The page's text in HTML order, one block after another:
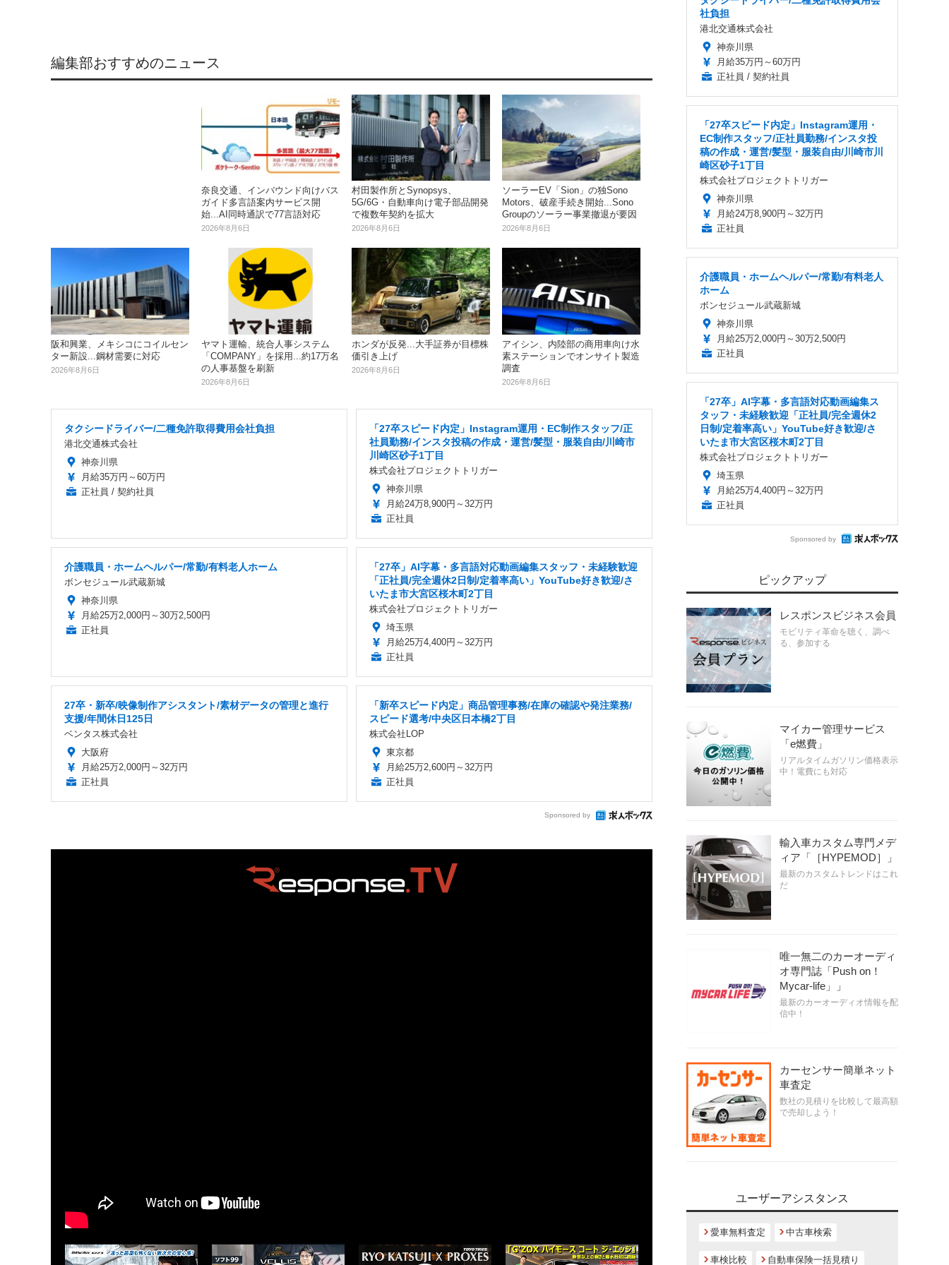
編集部おすすめのニュース
奈良交通、インバウンド向けバス
ガイド多言語案内サービス開
始...AI同時通訳で77言語対応
2026年8月6日
村田製作所とSynopsys、
5G/6G・自動車向け電子部品開発
で複数年契約を拡大
2026年8月6日
ソーラーEV「Sion」の独Sono
Motors、破産手続き開始...Sono
Groupのソーラー事業撤退が要因
2026年8月6日
阪和興業、メキシコにコイルセン
ター新設...鋼材需要に対応
2026年8月6日
ヤマト運輸、統合人事システム
「COMPANY」を採用...約17万名
の人事基盤を刷新
2026年8月6日
ホンダが反発...大手証券が目標株
価引き上げ
2026年8月6日
アイシン、内陸部の商用車向け水
素ステーションでオンサイト製造
調査
2026年8月6日
タクシードライバー/二種免許取得費用会社負担
港北交通株式会社
神奈川県
月給35万円～60万円
正社員 / 契約社員
「27卒スピード内定」Instagram運用・EC制作スタッフ/正
社員勤務/インスタ投稿の作成・運営/髪型・服装自由/川崎市
川崎区砂子1丁目
株式会社プロジェクトトリガー
神奈川県
月給24万8,900円～32万円
正社員
介護職員・ホームヘルパー/常勤/有料老人ホーム
ボンセジュール武蔵新城
神奈川県
月給25万2,000円～30万2,500円
正社員
「27卒」AI字幕・多言語対応動画編集スタッフ・未経験歓迎
「正社員/完全週休2日制/定着率高い」YouTube好き歓迎/さ
いたま市大宮区桜木町2丁目
株式会社プロジェクトトリガー
埼玉県
月給25万4,400円～32万円
正社員
27卒・新卒/映像制作アシスタント/素材データの管理と進行
支援/年間休日125日
ベンタス株式会社
大阪府
月給25万2,000円～32万円
正社員
「新卒スピード内定」商品管理事務/在庫の確認や発注業務/
スピード選考/中央区日本橋2丁目
株式会社LOP
東京都
月給25万2,600円～32万円
正社員
Sponsored by
社負担
港北交通株式会社
神奈川県
月給35万円～60万円
正社員 / 契約社員
「27卒スピード内定」Instagram運用・
EC制作スタッフ/正社員勤務/インスタ投
稿の作成・運営/髪型・服装自由/川崎市川
崎区砂子1丁目
株式会社プロジェクトトリガー
神奈川県
月給24万8,900円～32万円
正社員
介護職員・ホームヘルパー/常勤/有料老人
ホーム
ボンセジュール武蔵新城
神奈川県
月給25万2,000円～30万2,500円
正社員
「27卒」AI字幕・多言語対応動画編集ス
タッフ・未経験歓迎「正社員/完全週休2
日制/定着率高い」YouTube好き歓迎/さ
いたま市大宮区桜木町2丁目
株式会社プロジェクトトリガー
埼玉県
月給25万4,400円～32万円
正社員
Sponsored by
ピックアップ
レスポンスビジネス会員
モビリティ革命を聴く、調べ
る、参加する
マイカー管理サービス
「e燃費」
リアルタイムガソリン価格表示
中！電費にも対応
輸入車カスタム専門メデ
ィア「［HYPEMOD］」
最新のカスタムトレンドはこれ
だ
唯一無二のカーオーディ
オ専門誌「Push on！
Mycar-life」」
最新のカーオーディオ情報を配
信中！
カーセンサー簡単ネット
車査定
数社の見積りを比較して最高額
で売却しよう！
ユーザーアシスタンス
愛車無料査定 中古車検索
車検比較 自動車保険一括見積り